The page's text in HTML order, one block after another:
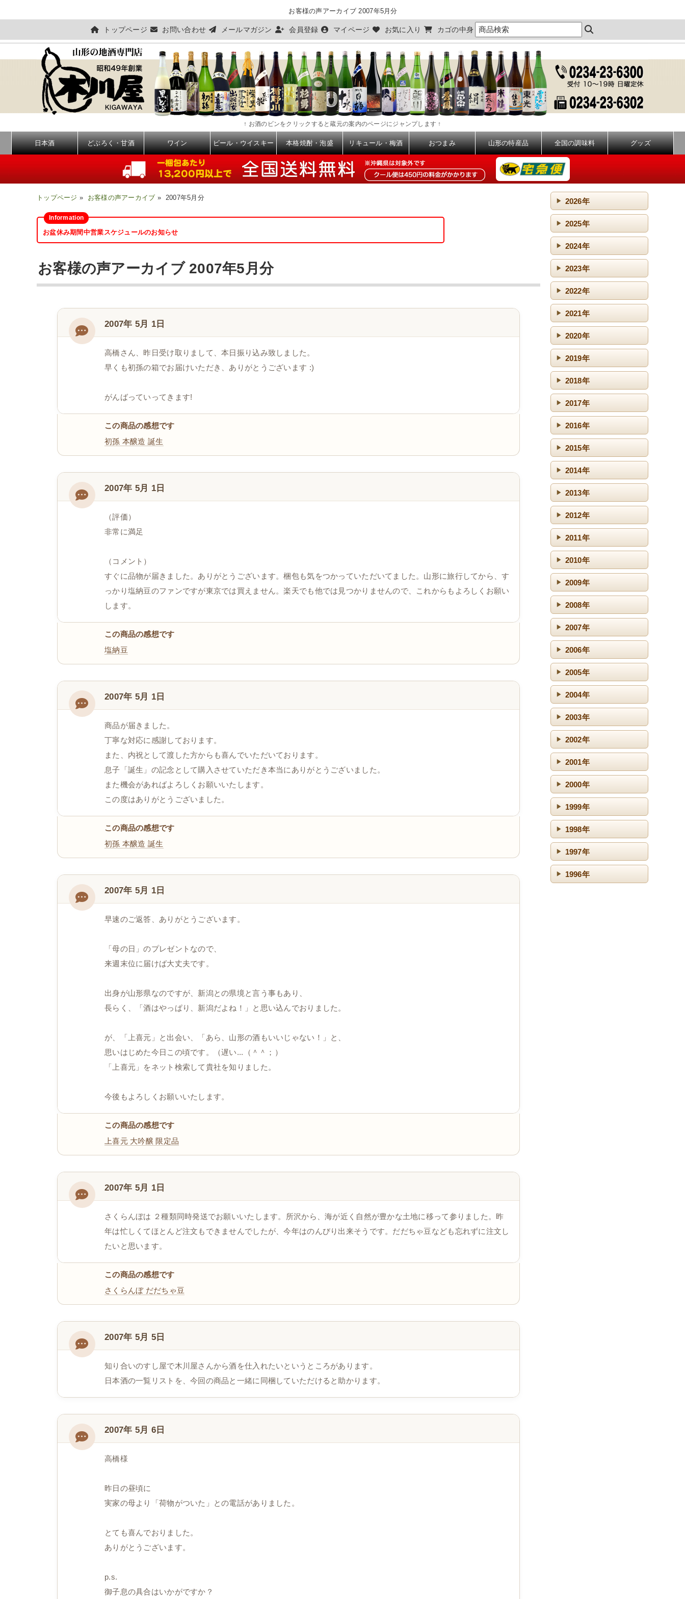
お客様の声アーカイブ 2007年5月分
トップページ お問い合わせ メールマガジン 会員登録 マイページ お気に入り カゴの中身
↑ お酒のビンをクリックすると蔵元の案内のページにジャンプします ↑
日本酒 どぶろく・甘酒 ワイン ビール・ウイスキー 本格焼酎・泡盛 リキュール・梅酒 おつまみ 山形の特産品 全国の調味料 グッズ
トップページ » お客様の声アーカイブ » 2007年5月分
お盆休み期間中営業スケジュールのお知らせ
お客様の声アーカイブ 2007年5月分
2007年 5月 1日
高橋さん、昨日受け取りまして、本日振り込み致しました。
早くも初孫の箱でお届けいただき、ありがとうございます :)
がんばっていってきます!
この商品の感想です
初孫 本醸造 誕生
2007年 5月 1日
（評価）
非常に満足
（コメント）
すぐに品物が届きました。ありがとうございます。梱包も気をつかっていただいてました。山形に旅行してから、す
っかり塩納豆のファンですが東京では買えません。楽天でも他では見つかりませんので、これからもよろしくお願い
します。
この商品の感想です
塩納豆
2007年 5月 1日
商品が届きました。
丁寧な対応に感謝しております。
また、内祝として渡した方からも喜んでいただいております。
息子「誕生」の記念として購入させていただき本当にありがとうございました。
また機会があればよろしくお願いいたします。
この度はありがとうございました。
この商品の感想です
初孫 本醸造 誕生
2007年 5月 1日
早速のご返答、ありがとうございます。
「母の日」のプレゼントなので、
来週末位に届けば大丈夫です。
出身が山形県なのですが、新潟との県境と言う事もあり、
長らく、「酒はやっぱり、新潟だよね！」と思い込んでおりました。
が、「上喜元」と出会い、「あら、山形の酒もいいじゃない！」と、
思いはじめた今日この頃です。（遅い...（＾＾；）
「上喜元」をネット検索して貴社を知りました。
今後もよろしくお願いいたします。
この商品の感想です
上喜元 大吟醸 限定品
2007年 5月 1日
さくらんぼは ２種類同時発送でお願いいたします。所沢から、海が近く自然が豊かな土地に移って参りました。昨
年は忙しくてほとんど注文もできませんでしたが、今年はのんびり出来そうです。だだちゃ豆なども忘れずに注文し
たいと思います。
この商品の感想です
さくらんぼ だだちゃ豆
2007年 5月 5日
知り合いのすし屋で木川屋さんから酒を仕入れたいというところがあります。
日本酒の一覧リストを、今回の商品と一緒に同梱していただけると助かります。
2007年 5月 6日
高橋様
昨日の昼頃に
実家の母より「荷物がついた」との電話がありました。
とても喜んでおりました。
ありがとうございます。
p.s.
御子息の具合はいかがですか？
2026年
2025年
2024年
2023年
2022年
2021年
2020年
2019年
2018年
2017年
2016年
2015年
2014年
2013年
2012年
2011年
2010年
2009年
2008年
2007年
2006年
2005年
2004年
2003年
2002年
2001年
2000年
1999年
1998年
1997年
1996年